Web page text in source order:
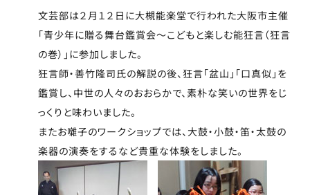
文芸部は２月１２日に大槻能楽堂で行われた大阪市主催
「青少年に贈る舞台鑑賞会～こどもと楽しむ能狂言（狂言
の巻）」に参加しました。
狂言師・善竹隆司氏の解説の後、狂言「盆山」「口真似」を
鑑賞し、中世の人々のおおらかで、素朴な笑いの世界をじ
っくりと味わいました。
またお囃子のワークショップでは、大鼓・小鼓・笛・太鼓の
楽器の演奏をするなど貴重な体験をしました。